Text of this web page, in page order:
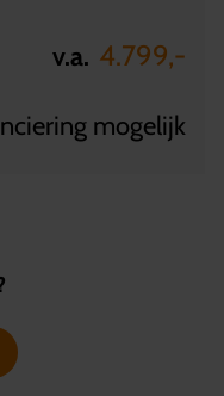
v.a. 4.799,-
mogelijk